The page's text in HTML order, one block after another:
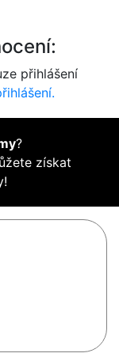
přihlášení
?
získat